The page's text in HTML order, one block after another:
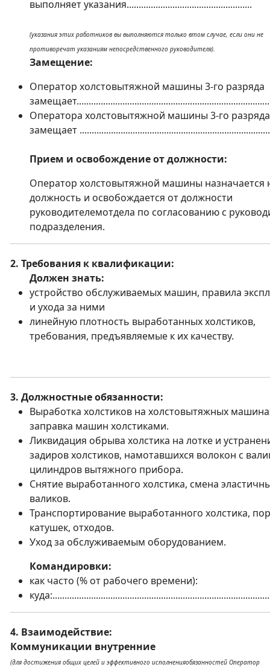
выполняет указания....................................................
(указания этих работников вы выполняются только втом случае, если они не
противоречат указаниям непосредственного руководителя).
Замещение:
Оператор холстовытяжной машины 3-го разряда
Оператора холстовытяжной машины 3-го разряда
замещает ...............................................................................
Прием и освобождение от должности:
Оператор холстовытяжной машины назначается
должность и освобождается от должности
руководителемотдела по согласованию с
подразделения.
2. Требования к квалификации:
Должен знать:
устройство обслуживаемых машин, правила
и ухода за ними
линейную плотность выработанных холстиков,
требования, предъявляемые к их качеству.
3. Должностные обязанности:
Выработка холстиков на холстовытяжных
заправка машин холстиками.
Ликвидация обрыва холстика на лотке и
задиров холстиков, намотавшихся волокон с
цилиндров вытяжного прибора.
Снятие выработанного холстика, смена
валиков.
Транспортирование выработанного холстика,
катушек, отходов.
Уход за обслуживаемым оборудованием.
Командировки:
как часто (% от рабочего времени):
4. Взаимодействие:
Коммуникации внутренние
(для достижения общих целей и эффективного исполненияобязанностей Оператор